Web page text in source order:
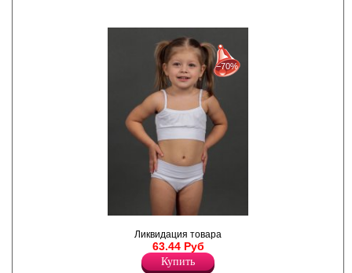
из хлопка и модала. Х/Б
ластовица.
Хлопок 45%
Модал 45%
с 22-07-2026 по 28-07-2026
с 29-07-2026 по 04-08-2026
с 05-08-2026 по 11-08-2026
−70%
Ликвидация товара
63.44 Руб
Купить